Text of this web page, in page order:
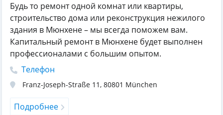
Будь то ремонт одной комнат или квартиры,
строительство дома или реконструкция нежилого
здания в Мюнхене – мы всегда поможем вам.
Капитальный ремонт в Мюнхене будет выполнен
профессионалами с большим опытом.
Телефон
Franz-Joseph-Straße 11, 80801 München
Подробнее